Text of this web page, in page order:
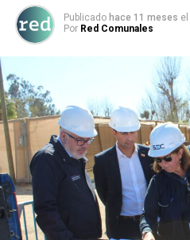
Publicado hace 11 meses el
Por Red Comunales